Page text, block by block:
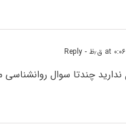
- Reply
ندارید چندتا سوال